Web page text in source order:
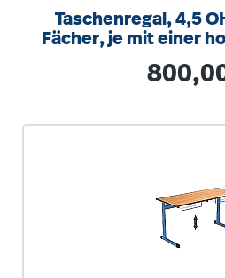
Taschenregal, 4,5
Fächer, je mit einer
Regulärer